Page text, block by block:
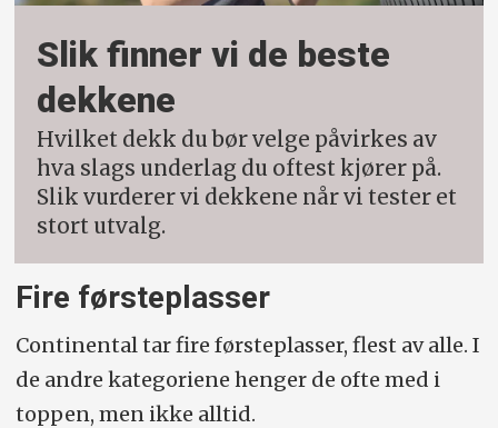
Slik finner vi de beste
dekkene
Hvilket dekk du bør velge påvirkes av
hva slags underlag du oftest kjører på.
Slik vurderer vi dekkene når vi tester et
stort utvalg.
Fire førsteplasser
Continental tar fire førsteplasser, flest av alle. I
de andre kategoriene henger de ofte med i
toppen, men ikke alltid.